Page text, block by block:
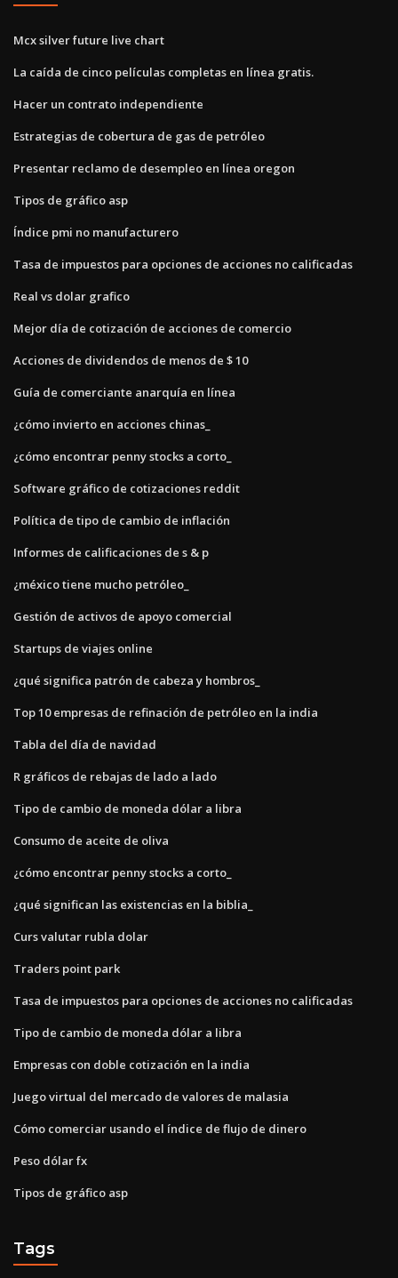
Mcx silver future live chart
La caída de cinco películas completas en línea gratis.
Hacer un contrato independiente
Estrategias de cobertura de gas de petróleo
Presentar reclamo de desempleo en línea oregon
Tipos de gráfico asp
Índice pmi no manufacturero
Tasa de impuestos para opciones de acciones no calificadas
Real vs dolar grafico
Mejor día de cotización de acciones de comercio
Acciones de dividendos de menos de $ 10
Guía de comerciante anarquía en línea
¿cómo invierto en acciones chinas_
¿cómo encontrar penny stocks a corto_
Software gráfico de cotizaciones reddit
Política de tipo de cambio de inflación
Informes de calificaciones de s & p
¿méxico tiene mucho petróleo_
Gestión de activos de apoyo comercial
Startups de viajes online
¿qué significa patrón de cabeza y hombros_
Top 10 empresas de refinación de petróleo en la india
Tabla del día de navidad
R gráficos de rebajas de lado a lado
Tipo de cambio de moneda dólar a libra
Consumo de aceite de oliva
¿cómo encontrar penny stocks a corto_
¿qué significan las existencias en la biblia_
Curs valutar rubla dolar
Traders point park
Tasa de impuestos para opciones de acciones no calificadas
Tipo de cambio de moneda dólar a libra
Empresas con doble cotización en la india
Juego virtual del mercado de valores de malasia
Cómo comerciar usando el índice de flujo de dinero
Peso dólar fx
Tipos de gráfico asp
Tags